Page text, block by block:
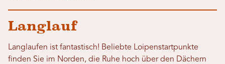
Langlauf
Langlaufen ist fantastisch! Beliebte Loipenstartpunkte
finden Sie im Norden, die Ruhe hoch über den Dächern